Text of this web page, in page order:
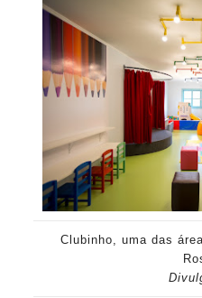
Clubinho, uma das